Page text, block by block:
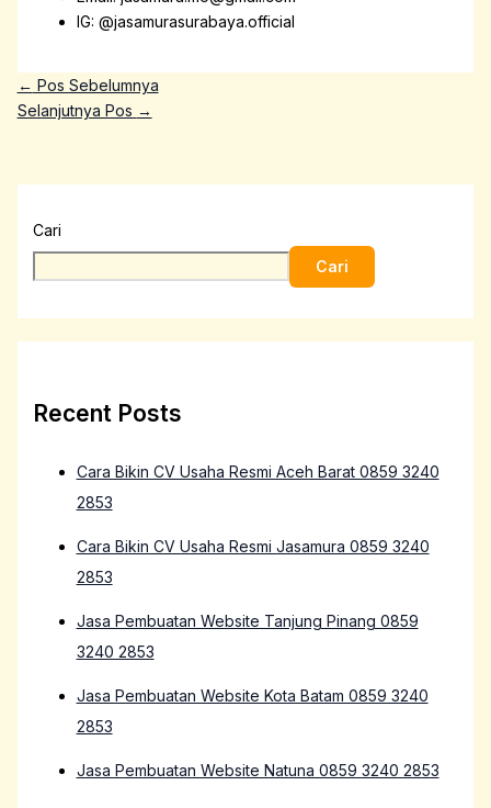
IG: @jasamurasurabaya.official
← Pos Sebelumnya
Selanjutnya Pos →
Cari
Cari
Recent Posts
Cara Bikin CV Usaha Resmi Aceh Barat 0859 3240
2853
Cara Bikin CV Usaha Resmi Jasamura 0859 3240
2853
Jasa Pembuatan Website Tanjung Pinang 0859
3240 2853
Jasa Pembuatan Website Kota Batam 0859 3240
2853
Jasa Pembuatan Website Natuna 0859 3240 2853